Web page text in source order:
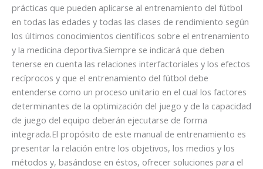
prácticas que pueden aplicarse al entrenamiento del fútbol
en todas las edades y todas las clases de rendimiento según
los últimos conocimientos científicos sobre el entrenamiento
y la medicina deportiva.Siempre se indicará que deben
tenerse en cuenta las relaciones interfactoriales y los efectos
recíprocos y que el entrenamiento del fútbol debe
entenderse como un proceso unitario en el cual los factores
determinantes de la optimización del juego y de la capacidad
de juego del equipo deberán ejecutarse de forma
integrada.El propósito de este manual de entrenamiento es
presentar la relación entre los objetivos, los medios y los
métodos y, basándose en éstos, ofrecer soluciones para el